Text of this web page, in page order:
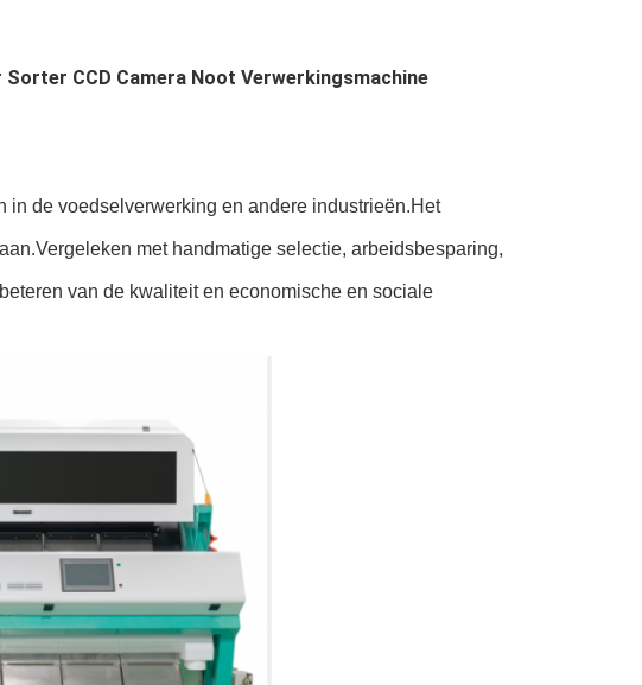
CCD Camera Noot Verwerkingsmachine
de voedselverwerking en andere industrieën.Het
met handmatige selectie, arbeidsbesparing,
van de kwaliteit en economische en sociale